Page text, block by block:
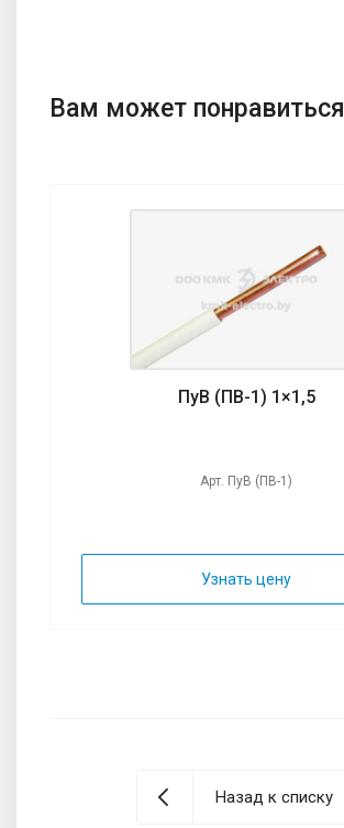
Вам может понравиться
ПуВ (ПВ-1) 1×1,5
Арт. ПуВ (ПВ-1)
Узнать цену
Назад к списку